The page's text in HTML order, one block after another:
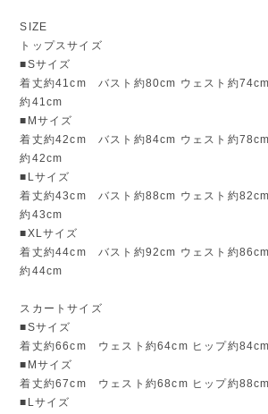
SIZE
トップスサイズ
■Sサイズ
着丈約41cm バスト約80cm ウェスト約
約41cm
■Mサイズ
着丈約42cm バスト約84cm ウェスト約
約42cm
■Lサイズ
着丈約43cm バスト約88cm ウェスト約
約43cm
■XLサイズ
着丈約44cm バスト約92cm ウェスト約
約44cm
スカートサイズ
■Sサイズ
着丈約66cm ウェスト約64cm ヒップ約
■Mサイズ
着丈約67cm ウェスト約68cm ヒップ約
■Lサイズ